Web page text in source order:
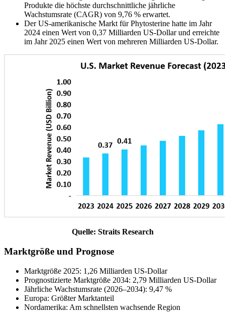
Produkte die höchste durchschnittliche jährliche
Wachstumsrate (CAGR) von 9,76 % erwartet.
Der US-amerikanische Markt für Phytosterine hatte im Jahr
2024 einen Wert von 0,37 Milliarden US-Dollar und erreichte
im Jahr 2025 einen Wert von mehreren Milliarden US-Dollar.
Quelle: Straits Research
Marktgröße und Prognose
Marktgröße 2025: 1,26 Milliarden US-Dollar
Prognostizierte Marktgröße 2034: 2,79 Milliarden US-Dollar
Jährliche Wachstumsrate (2026–2034): 9,47 %
Europa: Größter Marktanteil
Nordamerika: Am schnellsten wachsende Region